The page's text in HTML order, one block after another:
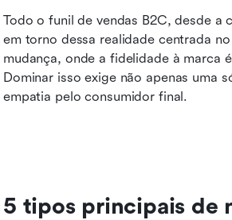
Todo o funil de vendas B2C, desde
em torno dessa realidade centrada
mudança, onde a fidelidade à marca
Dominar isso exige não apenas uma
empatia pelo consumidor final.
5 tipos principais de